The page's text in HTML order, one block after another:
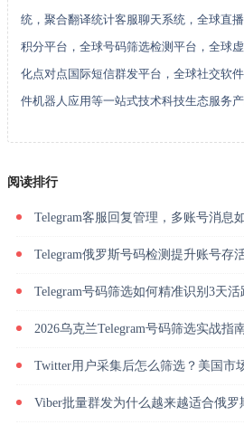
统，聚合翻译统计客服聊天系统，全球直
积分平台，全球号码筛选检测平台，全球
化点对点国际短信群发平台，全球社交软
件机器人应用等一站式技术科技生态服务产
阅读排行
Telegram客服回复管理，多账号消息
Telegram俄罗斯号码检测提升账号存
Telegram号码筛选如何精准识别3天
2026乌克兰Telegram号码筛选实战指
Twitter用户采集后怎么筛选？美国市场活
Viber批量群发为什么越来越适合俄罗斯